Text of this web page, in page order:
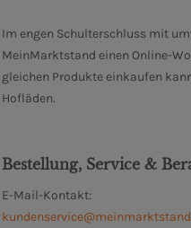
Im engen Schulterschluss mit
MeinMarktstand einen Online-
gleichen Produkte einkaufen
Hofläden.
Bestellung, Service &
E-Mail-Kontakt: